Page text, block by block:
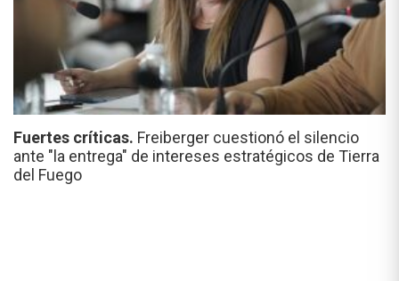
Fuertes críticas. Freiberger cuestionó el silencio
ante "la entrega" de intereses estratégicos de Tierra
del Fuego